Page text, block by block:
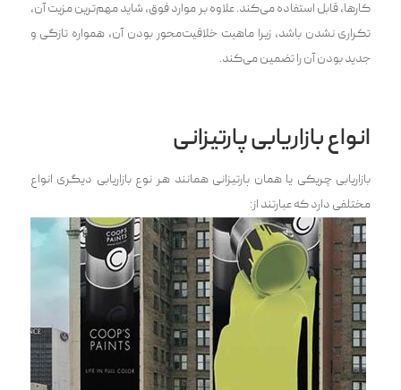
کارها، قابل استفاده می‌کند. علاوه بر موارد فوق، شاید مهم‌ترین مزیت آن،
تکراری نشدن باشد، زیرا ماهیت خلاقیت‌محور بودن آن، همواره تازگی و
جدید بودن آن را تضمین می‌کند.
انواع بازاریابی پارتیزانی
بازاری‍‌‍ابی چریکی یا همان پارتیزانی همانند هر نوع بازاریابی دیگری انواع
مختلفی دارد که عبارتند از: